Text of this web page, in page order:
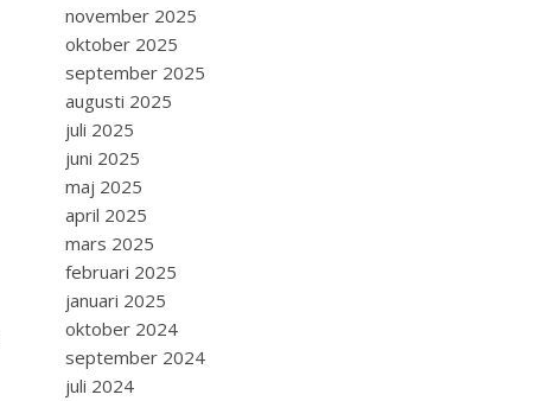
november 2025
oktober 2025
september 2025
augusti 2025
juli 2025
juni 2025
maj 2025
april 2025
mars 2025
februari 2025
januari 2025
oktober 2024
september 2024
juli 2024